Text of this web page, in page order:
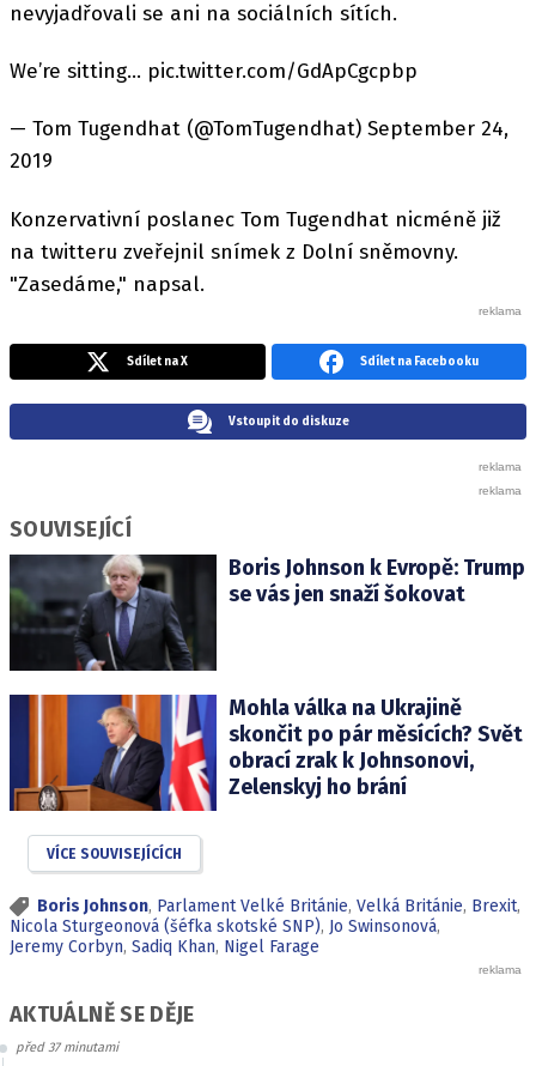
nevyjadřovali se ani na sociálních sítích.
We’re sitting... pic.twitter.com/GdApCgcpbp
— Tom Tugendhat (@TomTugendhat) September 24,
2019
Konzervativní poslanec Tom Tugendhat nicméně již
na twitteru zveřejnil snímek z Dolní sněmovny.
"Zasedáme," napsal.
Sdílet na X Sdílet na Facebooku
Vstoupit do diskuze
SOUVISEJÍCÍ
Boris Johnson k Evropě: Trump
se vás jen snaží šokovat
Mohla válka na Ukrajině
skončit po pár měsících? Svět
obrací zrak k Johnsonovi,
Zelenskyj ho brání
VÍCE SOUVISEJÍCÍCH
Boris Johnson, Parlament Velké Británie, Velká Británie, Brexit,
Nicola Sturgeonová (šéfka skotské SNP), Jo Swinsonová,
Jeremy Corbyn, Sadiq Khan, Nigel Farage
AKTUÁLNĚ SE DĚJE
před 37 minutami